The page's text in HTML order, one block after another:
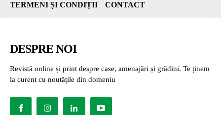
TERMENI ȘI CONDIȚII
CONTACT
DESPRE NOI
Revistă online și print despre case, amenajări și grădini. Te ținem
la curent cu noutățile din domeniu